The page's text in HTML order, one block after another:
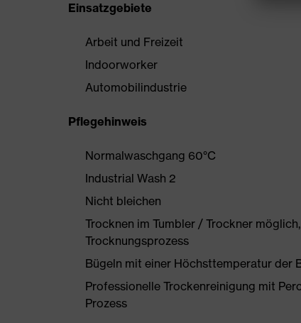
Einsatzgebiete
Arbeit und Freizeit
Indoorworker
Automobilindustrie
Pflegehinweis
Normalwaschgang 60°C
Industrial Wash 2
Nicht bleichen
Trocknen im Tumbler / Trockner
Trocknungsprozess
Bügeln mit einer Höchsttemperatur der
Professionelle Trockenreinigung mit
Prozess